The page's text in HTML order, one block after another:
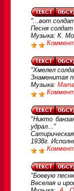
"...вот
Песня
Музыка: К.
"Хмелел
Знаменитая
Музыка:
"Никто
удрал..."
1938г.
"Боевую
Веселая и